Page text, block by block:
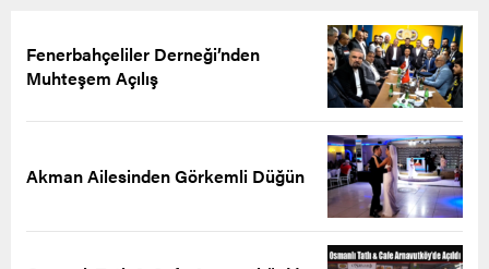
Fenerbahçeliler Derneği’nden
Muhteşem Açılış
Akman Ailesinden Görkemli Düğün